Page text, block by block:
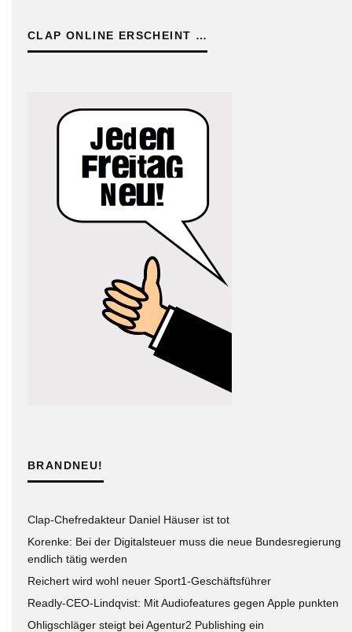
CLAP ONLINE ERSCHEINT …
BRANDNEU!
Clap-Chefredakteur Daniel Häuser ist tot
Korenke: Bei der Digitalsteuer muss die neue Bundesregierung
endlich tätig werden
Reichert wird wohl neuer Sport1-Geschäftsführer
Readly-CEO-Lindqvist: Mit Audiofeatures gegen Apple punkten
Ohligschläger steigt bei Agentur2 Publishing ein